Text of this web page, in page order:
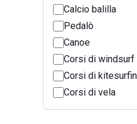
Calcio balilla
Pedalò
Canoe
Corsi di windsurf
Corsi di
Corsi di vela